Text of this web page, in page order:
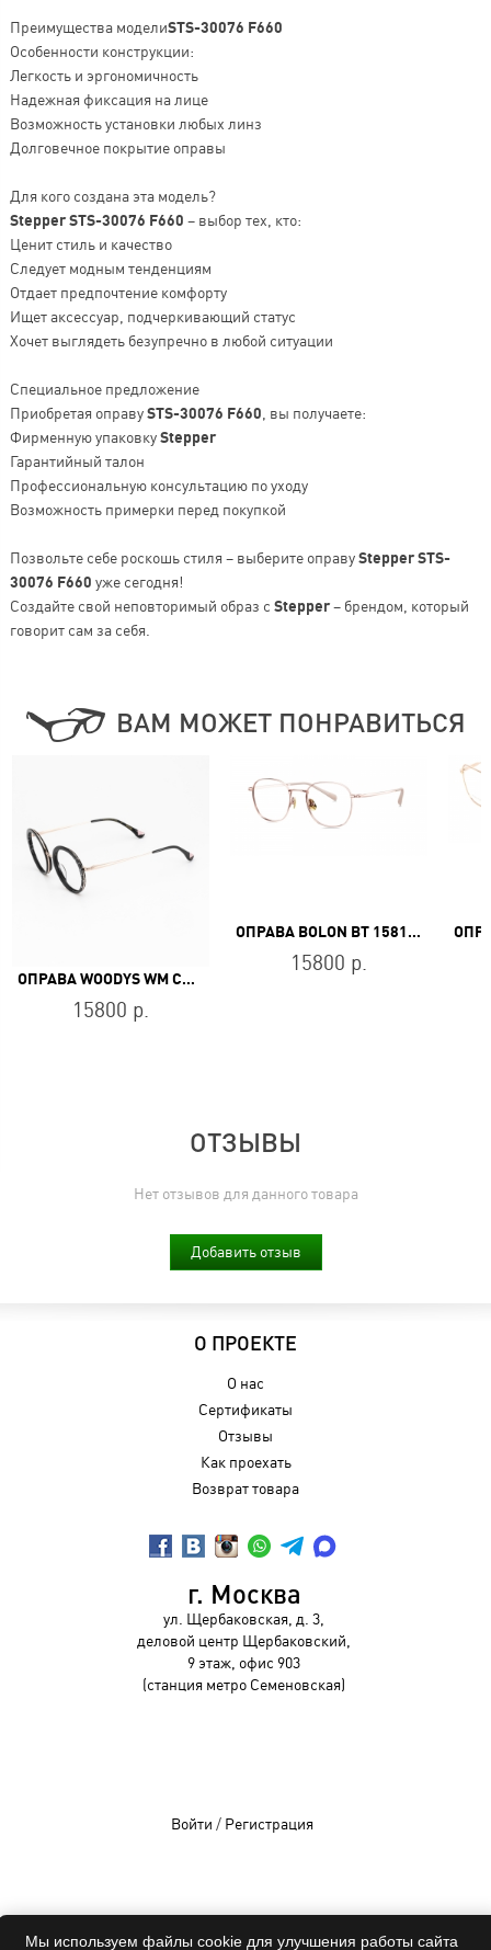
Преимущества моделиSTS-30076 F660
Особенности конструкции:
Легкость и эргономичность
Надежная фиксация на лице
Возможность установки любых линз
Долговечное покрытие оправы
Для кого создана эта модель?
Stepper STS-30076 F660 – выбор тех, кто:
Ценит стиль и качество
Следует модным тенденциям
Отдает предпочтение комфорту
Ищет аксессуар, подчеркивающий статус
Хочет выглядеть безупречно в любой ситуации
Специальное предложение
Приобретая оправуSTS-30076 F660 , вы получаете:
Фирменную упаковкуStepper
Гарантийный талон
Профессиональную консультацию по уходу
Возможность примерки перед покупкой
Позвольте себе роскошь стиля – выберите оправуStepper STS-
30076 F660 уже сегодня!
Создайте свой неповторимый образ с Stepper– брендом, который
говорит сам за себя.
ВАМ МОЖЕТ ПОНРАВИТЬСЯ
ОПРАВА WOODYS WM COATI 01
15800 р.
ОПРАВА BOLON BT 1581 B30
15800 р.
ОТЗЫВЫ
Нет отзывов для данного товара
Добавить отзыв
О ПРОЕКТЕ
О нас
Сертификаты
Отзывы
Как проехать
Возврат товара
г. Москва
ул. Щербаковская, д. 3,
деловой центр Щербаковский,
9 этаж, офис 903
(станция метро Семеновская)
Войти / Регистрация
OCHKIVIP 2009-2026©
Мы используем файлы cookie для улучшения работы сайта